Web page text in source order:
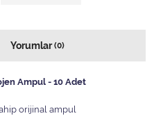
Yorumlar(0)
Ampul - 10 Adet
orijinal ampul